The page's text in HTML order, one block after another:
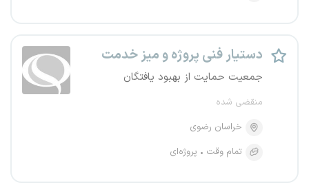
دستیار فنی پروژه و میز خدمت
جمعیت حمایت از بهبود یافتگان
منقضی شده
خراسان رضوی
تمام وقت
پروژه‌ای